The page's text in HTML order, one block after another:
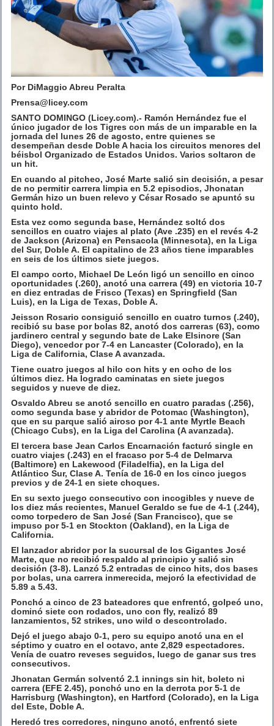
Por DiMaggio Abreu Peralta
Prensa@licey.com
SANTO DOMINGO (Licey.com).- Ramón Hernández fue el
único jugador de los Tigres con más de un imparable en la
jornada del lunes 26 de agosto, entre quienes se
desempeñan desde Doble A hacia los circuitos menores del
béisbol Organizado de Estados Unidos. Varios soltaron de
un hit.
En cuando al pitcheo, José Marte salió sin decisión, a pesar
de no permitir carrera limpia en 5.2 episodios, Jhonatan
Germán hizo un buen relevo y César Rosado se apuntó su
quinto hold.
Esta vez como segunda base, Hernández soltó dos
sencillos en cuatro viajes al plato (Ave .235) en el revés 4-2
de Jackson (Arizona) en Pensacola (Minnesota), en la Liga
del Sur, Doble A. El capitalino de 23 años tiene imparables
en seis de los últimos siete juegos.
El campo corto, Michael De León ligó un sencillo en cinco
oportunidades (.260), anotó una carrera (49) en victoria 10-7
en diez entradas de Frisco (Texas) en Springfield (San
Luis), en la Liga de Texas, Doble A.
Jeisson Rosario consiguió sencillo en cuatro turnos (.240),
recibió su base por bolas 82, anotó dos carreras (63), como
jardinero central y segundo bate de Lake Elsinore (San
Diego), vencedor por 7-4 en Lancaster (Colorado), en la
Liga de California, Clase A avanzada.
Tiene cuatro juegos al hilo con hits y en ocho de los
últimos diez. Ha logrado caminatas en siete juegos
seguidos y nueve de diez.
Osvaldo Abreu se anotó sencillo en cuatro paradas (.256),
como segunda base y abridor de Potomac (Washington),
que en su parque salió airoso por 4-1 ante Myrtle Beach
(Chicago Cubs), en la Liga del Carolina (A avanzada).
El tercera base Jean Carlos Encarnación facturó single en
cuatro viajes (.243) en el fracaso por 5-4 de Delmarva
(Baltimore) en Lakewood (Filadelfia), en la Liga del
Atlántico Sur, Clase A. Tenía de 16-0 en los cinco juegos
previos y de 24-1 en siete choques.
En su sexto juego consecutivo con incogibles y nueve de
los diez más recientes, Manuel Geraldo se fue de 4-1 (.244),
como torpedero de San José (San Francisco), que se
impuso por 5-1 en Stockton (Oakland), en la Liga de
California.
El lanzador abridor por la sucursal de los Gigantes José
Marte, que no recibió respaldo al principio y salió sin
decisión (3-8). Lanzó 5.2 entradas de cinco hits, dos bases
por bolas, una carrera inmerecida, mejoró la efectividad de
5.89 a 5.43.
Ponchó a cinco de 23 bateadores que enfrentó, golpeó uno,
dominó siete con rodados, uno con fly, realizó 89
lanzamientos, 52 strikes, uno wild o descontrolado.
Dejó el juego abajo 0-1, pero su equipo anotó una en el
séptimo y cuatro en el octavo, ante 2,829 espectadores.
Venía de cuatro reveses seguidos, luego de ganar sus tres
consecutivos.
Jhonatan Germán solventó 2.1 innings sin hit, boleto ni
carrera (EFE 2.45), ponchó uno en la derrota por 5-1 de
Harrisburg (Washington), en Hartford (Colorado), en la Liga
del Este, Doble A.
Heredó tres corredores, ninguno anotó, enfrentó siete